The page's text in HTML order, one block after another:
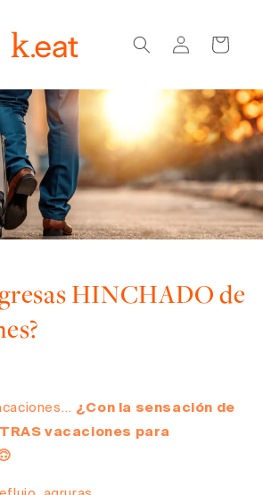
sesión
Carrito
HINCHADO de
¿Con la sensación de
vacaciones para